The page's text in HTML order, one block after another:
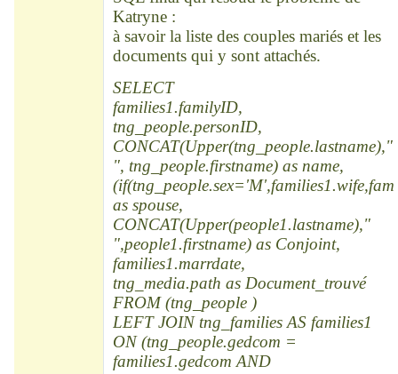
Katryne :
à savoir la liste des couples mariés et les
documents qui y sont attachés.
SELECT
families1.familyID,
tng_people.personID,
CONCAT(Upper(tng_people.lastname),"
", tng_people.firstname) as name,
as spouse,
CONCAT(Upper(people1.lastname),"
",people1.firstname) as Conjoint,
families1.marrdate,
tng_media.path as Document_trouvé
FROM (tng_people )
LEFT JOIN tng_families AS families1
ON (tng_people.gedcom =
families1.gedcom AND